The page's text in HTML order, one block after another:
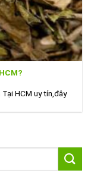
HCM uy tín,đây